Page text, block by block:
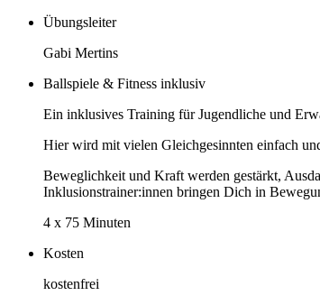
Übungsleiter
Gabi Mertins
Ballspiele & Fitness inklusiv
Ein inklusives Training für Jugendliche und
Hier wird mit vielen Gleichgesinnten einfach
Beweglichkeit und Kraft werden gestärkt,
Inklusionstrainer:innen bringen Dich in
4 x 75 Minuten
Kosten
kostenfrei